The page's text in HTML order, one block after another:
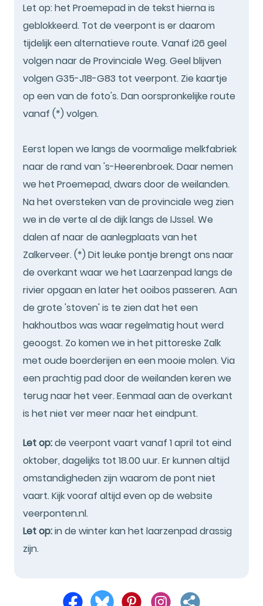
Let op: het Proemepad in de tekst hierna is
geblokkeerd. Tot de veerpont is er daarom
tijdelijk een alternatieve route. Vanaf i26 geel
volgen naar de Provinciale Weg. Geel blijven
volgen G35-J18-G83 tot veerpont. Zie kaartje
op een van de foto's. Dan oorspronkelijke route
vanaf (*) volgen.
Eerst lopen we langs de voormalige melkfabriek
naar de rand van 's-Heerenbroek. Daar nemen
we het Proemepad, dwars door de weilanden.
Na het oversteken van de provinciale weg zien
we in de verte al de dijk langs de IJssel. We
dalen af naar de aanlegplaats van het
Zalkerveer. (*) Dit leuke pontje brengt ons naar
de overkant waar we het Laarzenpad langs de
rivier opgaan en later het ooibos passeren. Aan
de grote 'stoven' is te zien dat het een
hakhoutbos was waar regelmatig hout werd
geoogst. Zo komen we in het pittoreske Zalk
met oude boerderijen en een mooie molen. Via
een prachtig pad door de weilanden keren we
terug naar het veer. Eenmaal aan de overkant
is het niet ver meer naar het eindpunt.
Let op:de veerpont vaart vanaf 1 april tot eind
oktober, dagelijks tot 18.00 uur. Er kunnen altijd
omstandigheden zijn waarom de pont niet
vaart. Kijk vooraf altijd even op de website
veerponten.nl.
Let op:in de winter kan het laarzenpad drassig
zijn.